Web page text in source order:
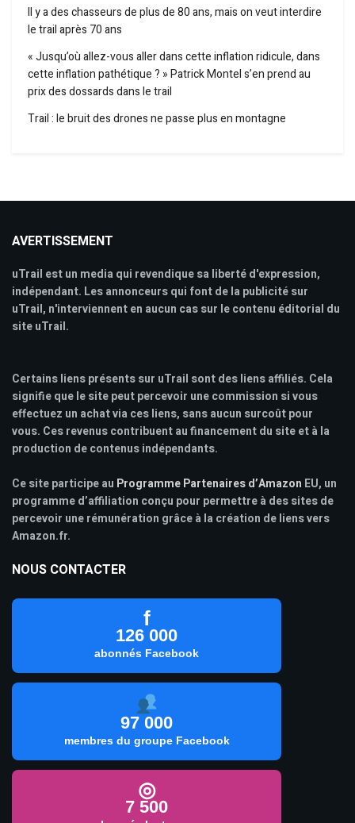
Il y a des chasseurs de plus de 80 ans, mais on veut interdire
le trail après 70 ans
« Jusqu’où allez-vous aller dans cette inflation ridicule, dans
cette inflation pathétique ? » Patrick Montel s’en prend au
prix des dossards dans le trail
Trail : le bruit des drones ne passe plus en montagne
AVERTISSEMENT
uTrail est un media qui revendique sa liberté d'expression,
indépendant. Les annonceurs qui font de la publicité sur
uTrail, n'interviennent en aucun cas sur le contenu éditorial du
site uTrail.
Certains liens présents sur uTrail sont des liens affiliés. Cela
signifie que le site peut percevoir une commission si vous
effectuez un achat via ces liens, sans aucun surcoût pour
vous. Ces revenus contribuent au financement du site et à la
production de contenus indépendants.
Ce site participe au Programme Partenaires d’Amazon EU, un
programme d’affiliation conçu pour permettre à des sites de
percevoir une rémunération grâce à la création de liens vers
Amazon.fr.
NOUS CONTACTER
f
126 000
abonnés Facebook
97 000
membres du groupe Facebook
◎
7 500